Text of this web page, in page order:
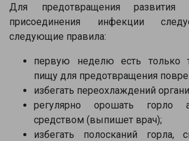
Для предотвращения развития
присоединения инфекции
следующие правила:
первую неделю есть только
пищу для предотвращения
избегать переохлаждений
регулярно орошать горло
средством (выпишет врач);
избегать полосканий горла,